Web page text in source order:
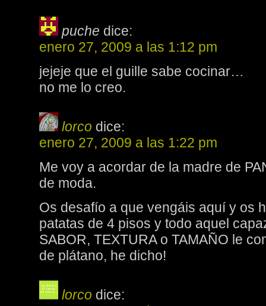
puche dice:
enero 27, 2009 a las 1:12 pm
jejeje que el guille sabe cocinar…
no me lo creo.
lorco dice:
enero 27, 2009 a las 1:22 pm
Me voy a acordar de la madre de
de moda.
Os desafío a que vengáis aquí y os
patatas de 4 pisos y todo aquel
SABOR, TEXTURA o TAMAÑO le
de plátano, he dicho!
lorco dice: